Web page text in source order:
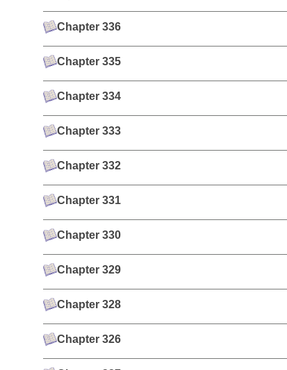
Chapter 336
Chapter 335
Chapter 334
Chapter 333
Chapter 332
Chapter 331
Chapter 330
Chapter 329
Chapter 328
Chapter 326